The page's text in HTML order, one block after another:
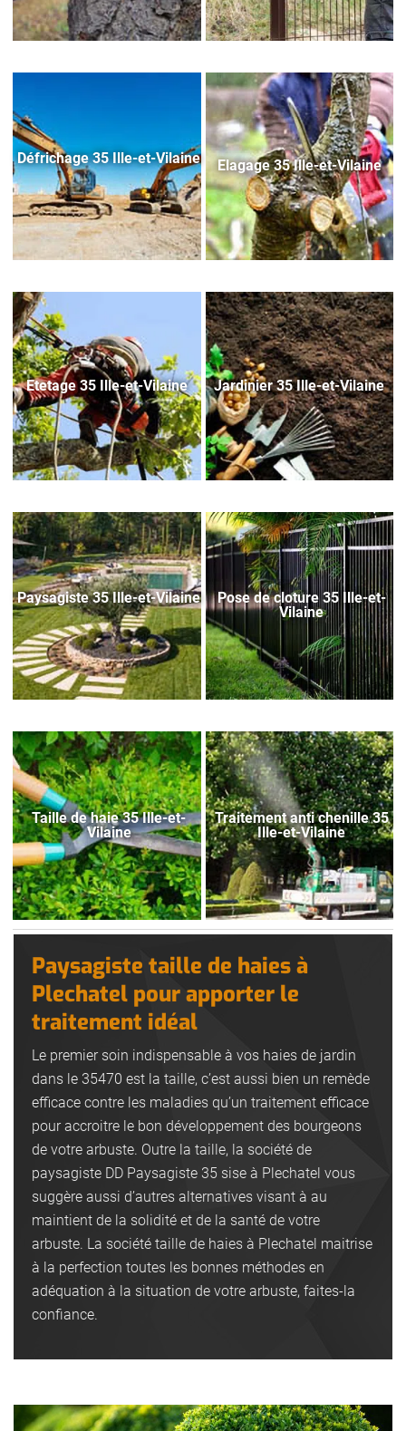
Défrichage 35 Ille-et-Vilaine Elagage 35 Ille-et-Vilaine
Etetage 35 Ille-et-Vilaine Jardinier 35 Ille-et-Vilaine
Paysagiste 35 Ille-et-Vilaine
Pose de cloture 35 Ille-et-
Vilaine
Taille de haie 35 Ille-et-
Vilaine
Traitement anti chenille 35
Ille-et-Vilaine
Paysagiste taille de haies à
Plechatel pour apporter le
traitement idéal
Le premier soin indispensable à vos haies de jardin
dans le 35470 est la taille, c’est aussi bien un remède
efficace contre les maladies qu’un traitement efficace
pour accroitre le bon développement des bourgeons
de votre arbuste. Outre la taille, la société de
paysagiste DD Paysagiste 35 sise à Plechatel vous
suggère aussi d’autres alternatives visant à au
maintient de la solidité et de la santé de votre
arbuste. La société taille de haies à Plechatel maitrise
à la perfection toutes les bonnes méthodes en
adéquation à la situation de votre arbuste, faites-la
confiance.